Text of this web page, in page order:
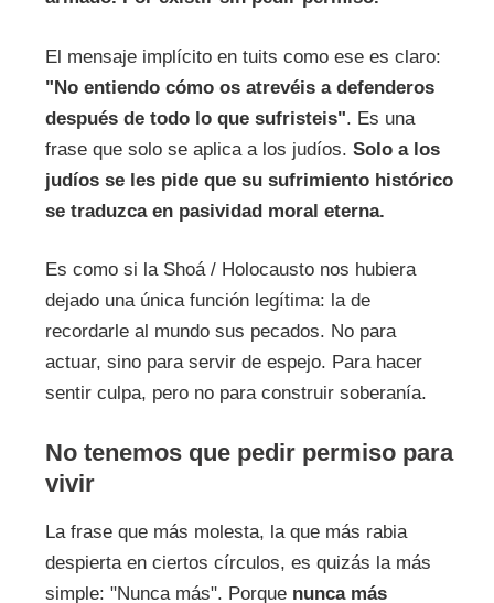
El mensaje implícito en tuits como ese es claro:
"No entiendo cómo os atrevéis a defenderos
después de todo lo que sufristeis". Es una
frase que solo se aplica a los judíos. Solo a los
judíos se les pide que su sufrimiento histórico
se traduzca en pasividad moral eterna.
Es como si la Shoá / Holocausto nos hubiera
dejado una única función legítima: la de
recordarle al mundo sus pecados. No para
actuar, sino para servir de espejo. Para hacer
sentir culpa, pero no para construir soberanía.
No tenemos que pedir permiso para
vivir
La frase que más molesta, la que más rabia
despierta en ciertos círculos, es quizás la más
simple: "Nunca más". Porque nunca más